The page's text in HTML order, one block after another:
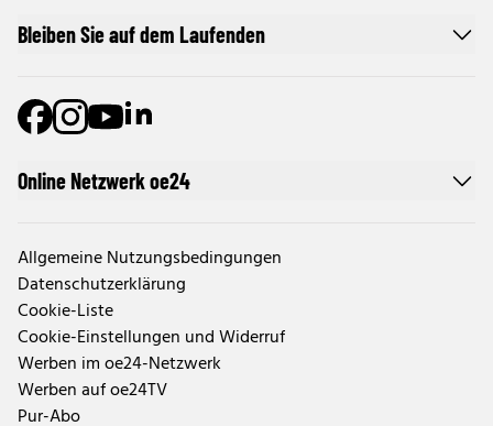
Online Netzwerk oe24
Allgemeine Nutzungsbedingungen
Datenschutzerklärung
Cookie-Liste
Cookie-Einstellungen und Widerruf
Werben im oe24-Netzwerk
Werben auf oe24TV
Pur-Abo
Bleiben Sie auf dem Laufenden